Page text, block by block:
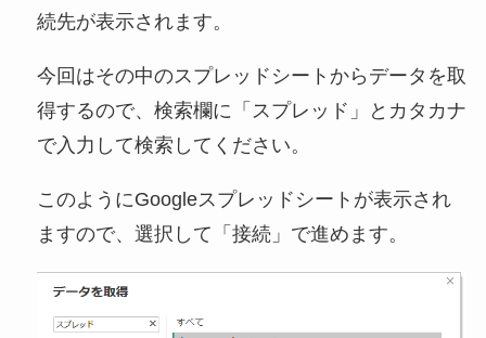
続先が表示されます。
今回はその中のスプレッドシートからデータを取
得するので、検索欄に「スプレッド」とカタカナ
で入力して検索してください。
このようにGoogleスプレッドシートが表示され
ますので、選択して「接続」で進めます。